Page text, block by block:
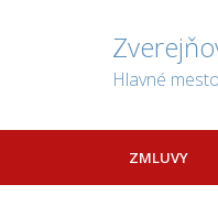
Hlavné
ZMLUVY